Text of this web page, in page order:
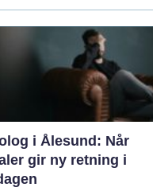
i Ålesund: Når
gir ny retning i